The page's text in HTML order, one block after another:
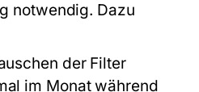
notwendig. Dazu
der Filter
im Monat während